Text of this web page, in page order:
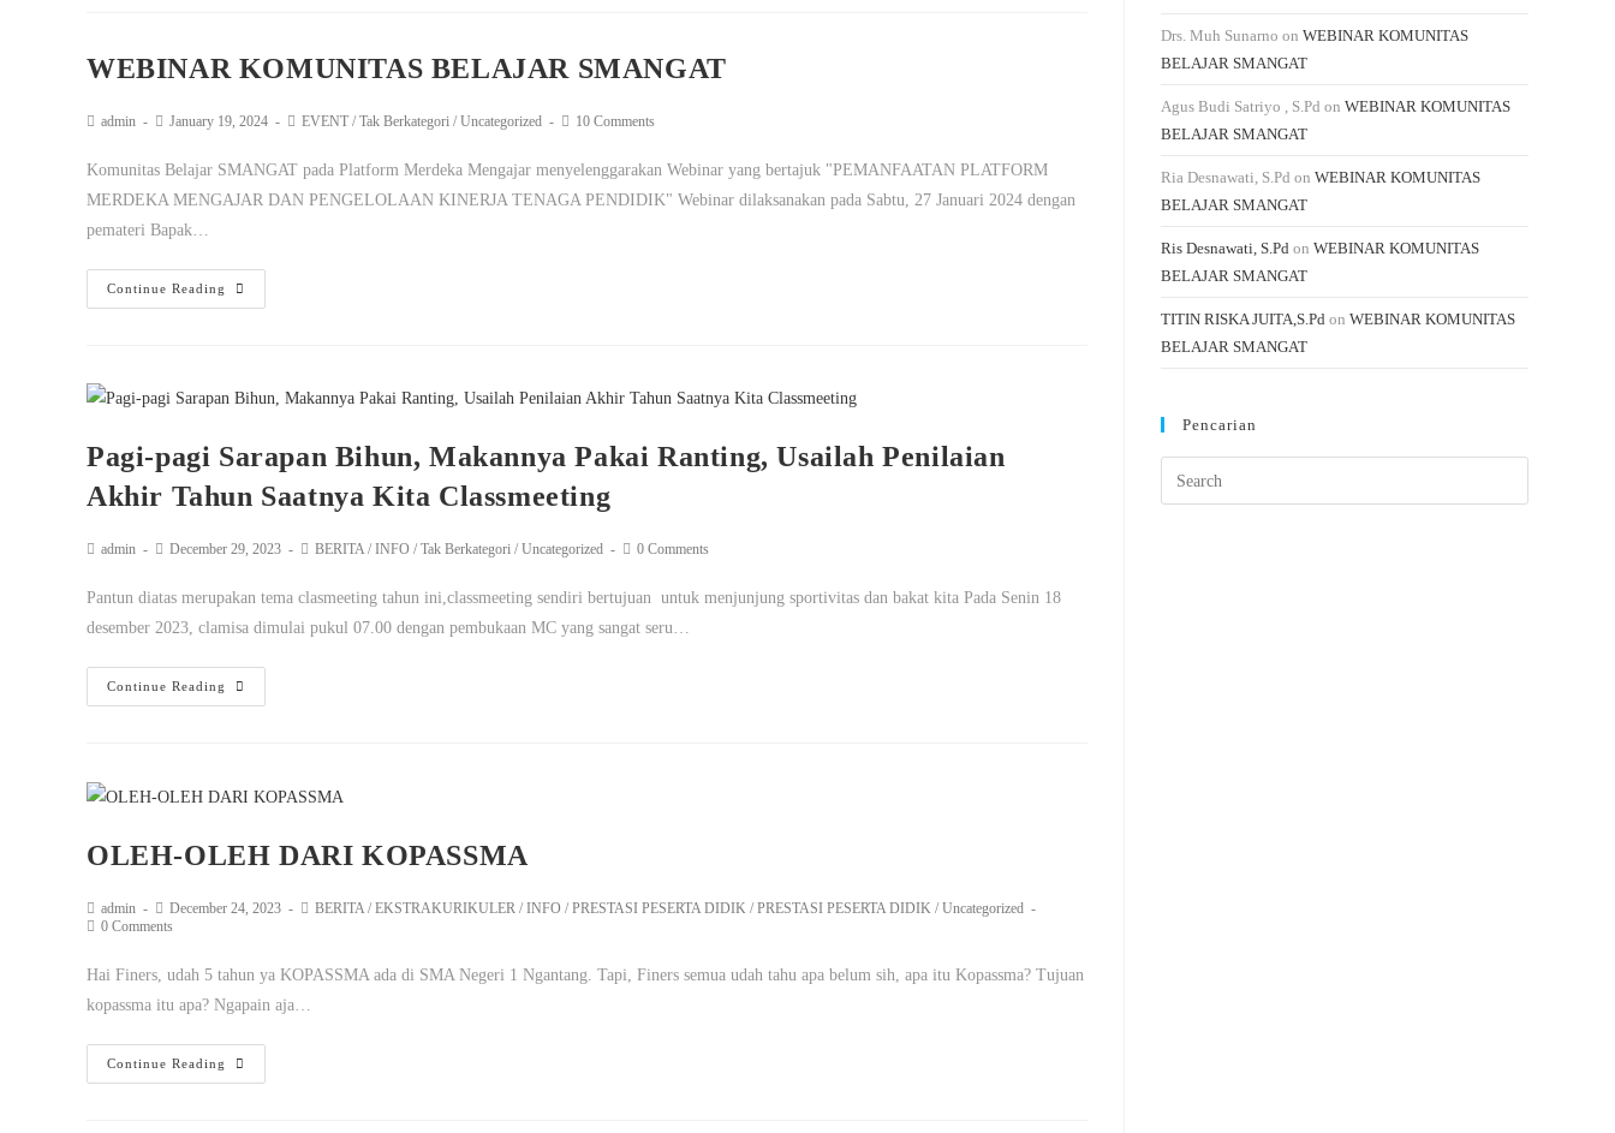
WEBINAR KOMUNITAS BELAJAR SMANGAT
admin January 19, 2024 EVENT / Tak Berkategori / Uncategorized 10 Comments
Komunitas Belajar SMANGAT pada Platform Merdeka Mengajar menyelenggarakan Webinar yang bertajuk "PEMANFAATAN PLATFORM
MERDEKA MENGAJAR DAN PENGELOLAAN KINERJA TENAGA PENDIDIK" Webinar dilaksanakan pada Sabtu, 27 Januari 2024 dengan
pemateri Bapak…
Continue Reading
Pagi-pagi Sarapan Bihun, Makannya Pakai Ranting, Usailah Penilaian
Akhir Tahun Saatnya Kita Classmeeting
admin December 29, 2023 BERITA / INFO / Tak Berkategori / Uncategorized 0 Comments
Pantun diatas merupakan tema clasmeeting tahun ini,classmeeting sendiri bertujuan untuk menjunjung sportivitas dan bakat kita Pada Senin 18
desember 2023, clamisa dimulai pukul 07.00 dengan pembukaan MC yang sangat seru…
Continue Reading
OLEH-OLEH DARI KOPASSMA
admin December 24, 2023 BERITA / EKSTRAKURIKULER / INFO / PRESTASI PESERTA DIDIK / PRESTASI PESERTA DIDIK / Uncategorized
0 Comments
Hai Finers, udah 5 tahun ya KOPASSMA ada di SMA Negeri 1 Ngantang. Tapi, Finers semua udah tahu apa belum sih, apa itu Kopassma? Tujuan
kopassma itu apa? Ngapain aja…
Continue Reading
Drs. Muh Sunarno on WEBINAR KOMUNITAS
BELAJAR SMANGAT
Agus Budi Satriyo , S.Pd on WEBINAR KOMUNITAS
BELAJAR SMANGAT
Ria Desnawati, S.Pd on WEBINAR KOMUNITAS
BELAJAR SMANGAT
Ris Desnawati, S.Pd on WEBINAR KOMUNITAS
BELAJAR SMANGAT
TITIN RISKA JUITA,S.Pd on WEBINAR KOMUNITAS
BELAJAR SMANGAT
Pencarian